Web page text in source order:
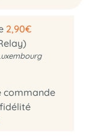
2,90€
commande